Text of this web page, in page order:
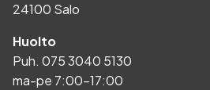
24100 Salo
Huolto
Puh. 075 3040 5130
ma-pe 7:00-17:00